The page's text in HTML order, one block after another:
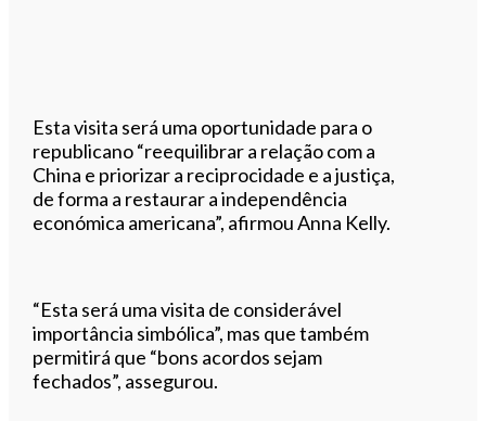
Esta visita será uma oportunidade para o
republicano “reequilibrar a relação com a
China e priorizar a reciprocidade e a justiça,
de forma a restaurar a independência
económica americana”, afirmou Anna Kelly.
“Esta será uma visita de considerável
importância simbólica”, mas que também
permitirá que “bons acordos sejam
fechados”, assegurou.